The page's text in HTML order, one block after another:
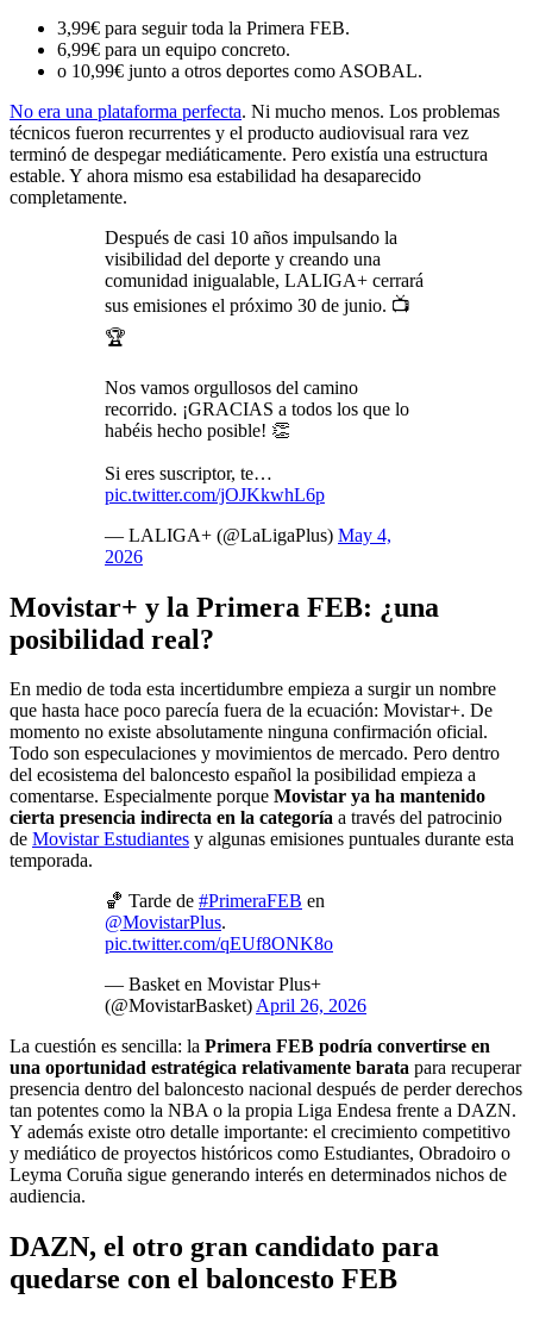
3,99€ para seguir toda la Primera FEB.
6,99€ para un equipo concreto.
o 10,99€ junto a otros deportes como ASOBAL.
No era una plataforma perfecta. Ni mucho menos. Los problemas
técnicos fueron recurrentes y el producto audiovisual rara vez
terminó de despegar mediáticamente. Pero existía una estructura
estable. Y ahora mismo esa estabilidad ha desaparecido
completamente.
Después de casi 10 años impulsando la
visibilidad del deporte y creando una
comunidad inigualable, LALIGA+ cerrará
sus emisiones el próximo 30 de junio. 📺
🏆
Nos vamos orgullosos del camino
recorrido. ¡GRACIAS a todos los que lo
habéis hecho posible! 👏
Si eres suscriptor, te…
pic.twitter.com/jOJKkwhL6p
— LALIGA+ (@LaLigaPlus) May 4,
2026
Movistar+ y la Primera FEB: ¿una
posibilidad real?
En medio de toda esta incertidumbre empieza a surgir un nombre
que hasta hace poco parecía fuera de la ecuación: Movistar+. De
momento no existe absolutamente ninguna confirmación oficial.
Todo son especulaciones y movimientos de mercado. Pero dentro
del ecosistema del baloncesto español la posibilidad empieza a
comentarse. Especialmente porque Movistar ya ha mantenido
cierta presencia indirecta en la categoría a través del patrocinio
de Movistar Estudiantes y algunas emisiones puntuales durante esta
temporada.
🏀 Tarde de #PrimeraFEB en
@MovistarPlus.
pic.twitter.com/qEUf8ONK8o
— Basket en Movistar Plus+
(@MovistarBasket)April 26, 2026
La cuestión es sencilla: la Primera FEB podría convertirse en
una oportunidad estratégica relativamente barata para recuperar
presencia dentro del baloncesto nacional después de perder derechos
tan potentes como la NBA o la propia Liga Endesa frente a DAZN.
Y además existe otro detalle importante: el crecimiento competitivo
y mediático de proyectos históricos como Estudiantes, Obradoiro o
Leyma Coruña sigue generando interés en determinados nichos de
audiencia.
DAZN, el otro gran candidato para
quedarse con el baloncesto FEB